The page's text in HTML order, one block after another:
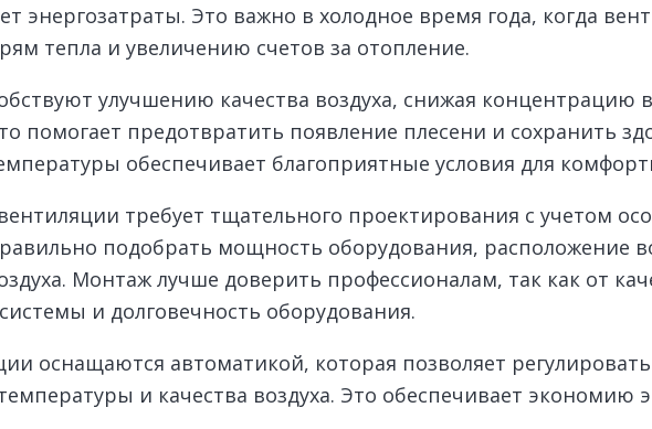
энергозатраты. Это важно в холодное время года, когда
тепла и увеличению счетов за отопление.
улучшению качества воздуха, снижая
помогает предотвратить появление плесени и сохранить
обеспечивает благоприятные условия для
требует тщательного проектирования с учетом
подобрать мощность оборудования, расположение
Монтаж лучше доверить профессионалам, так как от
и долговечность оборудования.
оснащаются автоматикой, которая позволяет
и качества воздуха. Это обеспечивает экономию